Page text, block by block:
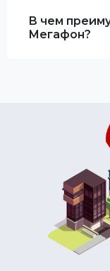
В чем
Мегафон?